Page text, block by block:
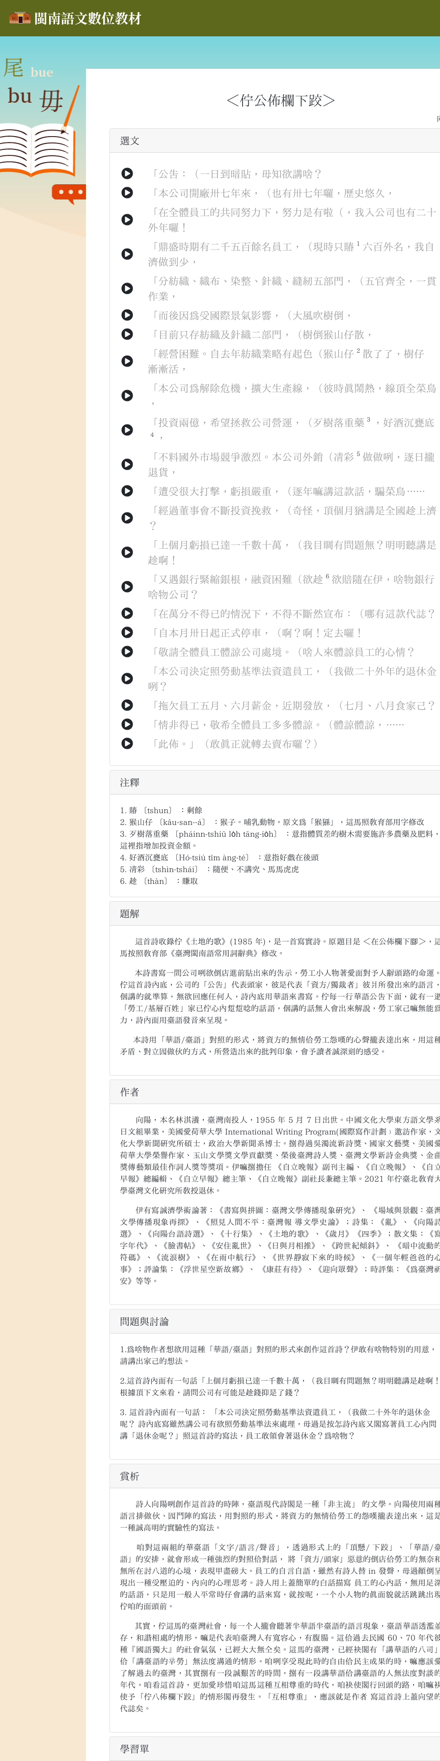
＜佇公佈欄下跤＞
選文
公告 ： （ 一日到暗貼 ， 毋知欲講啥 ？
本公司 開廠卅七年來 ， （ 也有卅七年囉 ， 歷史悠久 ，
在全體 員工 的共同努力下 ， 努力是有啦 （ ， 我 入 公司也有二十
外年囉 ！
鼎盛時期有二千五百餘名 員工 ， （ 現時 只 賰 1 六百外名 ， 我 自
濟做到 少 ，
分紡織 、 織布 、 染整 、 針織 、 縫紉五部門 ， （ 五官齊全 ， 一貫
作業 ，
而後因為受國際景氣影響 ， （ 大風吹樹倒 ，
目前 只 存紡織及針織二部門 ， （樹倒 猴山仔散 ，
經營困難 。 自 去年紡織業略有起色 （ 猴山仔 2 散了了 ，樹仔
漸漸活 ，
本公司 為解除危機 ， 擴大生產線 ， （ 彼時真 鬧熱 ， 線頂全菜鳥
，
投資兩億 ， 希望拯救公司營運 ， （ 歹樹落重藥 3 ， 好酒沉甕底
4
，
不料國外市場競爭激烈 。 本公司外銷 （ 凊彩 5 做做咧 ， 逐日 攏
退貨 ，
遭受很大打擊 ， 虧損嚴重 ， （ 逐年嘛講這款話 ， 騙菜鳥 ……
經過董事會不斷投資挽救 ， （ 奇怪 ， 頂個月 猶講是全國趁 上濟
？
上個月 虧損 已達一千數十萬 ， （ 我 目睭有問題無 ？ 明明聽講是
趁啊 ！
又 遇銀行緊縮銀根 ， 融資困難 （ 欲趁 6 欲賠隨在伊 ， 啥物銀行
啥物公司 ？
在萬分不得已的情況下 ， 不得不 斷然宣布 ： （ 哪有這款代誌 ？
自 本 月 卅 日 起正式停車 ， （ 啊 ？ 啊 ！ 定去囉 ！
敬請全體 員工體諒公司 處境 。 （ 啥人 來體諒 員工 的心情 ？
本公司決定照勞動基準法資遣 員工 ， （ 我做二十外年的退休金
咧 ？
拖欠 員工 五月 、 六月 薪金 ， 近期發放 ， （ 七月 、 八月 食家己 ？
情非得已 ， 敬希全體 員工 多多體諒 。 （體諒體諒 ， ……
此佈 。 」 （ 敢真正就轉去賣布囉 ？ ）
注釋
1. 賰 〔tshun〕
：剩餘
2.
猴山仔 〔kâu-san--á〕
：猴子。哺乳動物。原文為「猴猻」，這馬照教育部用字修改
3.
歹樹落重藥 〔pháinn-tshiū lo̍h tāng-io̍h〕
：意指體質差的樹木需要施許多農藥及肥料
這裡指增加投資金額。
4.
好酒沉甕底 〔Hó-tsiú tîm àng-té〕
：意指好戲在後頭
5.
凊彩 〔tshìn-tshái〕
：隨便、不講究、馬馬虎虎
6.
趁 〔thàn〕 ：賺取
題解
這首詩收錄佇《土地的歌》(1985 年)，是一首寫實詩。原題目是 ＜在公佈欄下腳＞，
馬按照教育部《臺灣閩南語常用詞辭典》修改。
本詩書寫一間公司咧欲倒店進前貼出來的告示，勞工小人物著愛面對予人辭頭路的命運
佇這首詩內底，公司的「公告」代表頭家，彼是代表「資方/獨裁者」彼爿所發出來的語言
𪜶講的就準算，無欲回應任何人，詩內底用華語來書寫。佇每一行華語公告下面，就有一
「勞工/基層百姓」家已佇心內踅踅唸的話語，𪜶講的話無人會出來解說，勞工家己嘛無能
力，詩內面用臺語發音來呈現。
本詩用「華語/臺語」對照的形式，將資方的無情佮勞工怨嘆的心聲攏表達出來，用這
矛盾、對立囥做伙的方式，所營造出來的批判印象，會予讀者誠深刻的感受。
作者
向陽，本名林淇瀁，臺灣南投人，1955 年 5 月 7 日出世。中國文化大學東方語文學
日文組畢業，美國愛荷華大學 International Writing Program(國際寫作計劃﹚邀訪作家，
化大學新聞研究所碩士，政治大學新聞系博士。捌得過吳濁流新詩獎、國家文藝獎、美國
荷華大學榮譽作家、玉山文學獎文學貢獻獎、榮後臺灣詩人獎、臺灣文學新詩金典獎、金
獎傳藝類最佳作詞人獎等獎項。伊嘛捌擔任 《自立晚報》副刊主編、《自立晚報》、《自
早報》總編輯、《自立早報》總主筆、《自立晚報》副社長兼總主筆。2021 年佇臺北教育
學臺灣文化研究所教授退休。
伊有寫誠濟學術論著：《書寫與拼圖：臺灣文學傳播現象研究》、 《場域與景觀：臺
文學傳播現象再探》、《照見人間不平：臺灣報 導文學史論》；詩集：《亂》、《向陽
選》、《向陽台語詩選》、《十行集》、《土地的歌》、《歲月》《四季》；散文集：《
字年代》、《臉書帖》、《安住亂世》、《日與月相推》、《跨世紀傾斜》、 《暗中流動
符碼》、《流浪樹》、《在雨中航行》、《世界靜寂下來的時候》、《一個年輕爸爸的
事》；評論集：《浮世星空新故鄉》、 《康莊有待》、《迎向眾聲》；時評集：《為臺灣
安》等等。
問題與討論
1.為啥物作者想欲用這種「華語/臺語」對照的形式來創作這首詩？伊敢有啥物特別的用意，
請講出家己的想法。
2.這首詩內面有一句話「上個月虧損已達一千數十萬，（我目睭有問題無？明明聽講是趁啊
根據頂下文來看，請問公司有可能是趁錢抑是了錢？
3. 這首詩內面有一句話： 「本公司決定照勞動基準法資遣員工，（我做二十外年的退休金
呢？ 詩內底寫雖然講公司有欲照勞動基準法來處理，毋過是按怎詩內底又閣寫著員工心內問
講「退休金呢？」照這首詩的寫法，員工敢領會著退休金？為啥物？
賞析
詩人向陽咧創作這首詩的時陣，臺語現代詩閣是一種「非主流」 的文學。向陽使用兩
語言排做伙、囥鬥陣的寫法，用對照的形式，將資方的無情佮勞工的怨嘆攏表達出來，這
一種誠高明的實驗性的寫法。
咱對這兩組的華臺語「文字/語言/聲音」，透過形式上的「頂懸/ 下跤」、「華語/
語」的安排，就會形成一種強烈的對照佮對話， 將「資方/頭家」惡意的倒店佮勞工的無奈
無所在討八道的心境，表現甲盡磅大。員工的自言自語，雖然有詩人替 in 發聲，毋過顛倒
現出一種受壓迫的、內向的心理思考。詩人用上蓋簡單的白話描寫 員工的心內話，無用足
的話語，只是用一般人平常時仔會講的話來寫，就按呢，一个小人物的真面貌就活跳跳出
佇咱的面頭前。
其實，佇這馬的臺灣社會，每一个人攏會聽著半華語半臺語的語言現象，臺語華語透濫
存，和諧相處的情形，嘛是代表咱臺灣人有寬容心，有腹腸。這佮過去民國 60、70 年代
種『國語獨大』的社會氣氛，已經大大無仝矣。這馬的臺灣，已經袂閣有「講華語的八司
佮「講臺語的辛勞」無法度溝通的情形。咱咧享受現此時的自由佮民主成果的時，嘛應該
了解過去的臺灣，其實捌有一段誠艱苦的時間，捌有一段講華語佮講臺語的人無法度對談
年代。咱看這首詩，更加愛珍惜咱這馬這種互相尊重的時代，咱袂使閣行回頭的路，咱嘛
使予「佇八佈欄下跤」的情形閣再發生。「互相尊重」，應該就是作者 寫這首詩上蓋向望
代誌矣。
學習單